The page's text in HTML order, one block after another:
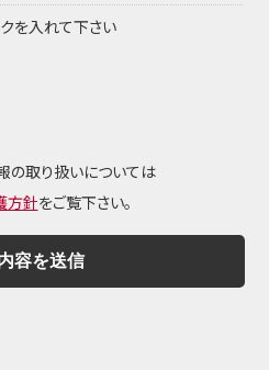
を入れて下さい
の取り扱いについては
方針をご覧下さい。